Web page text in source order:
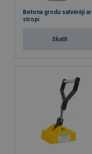
Betona grodu satvērēji ar
stropi
Skatīt